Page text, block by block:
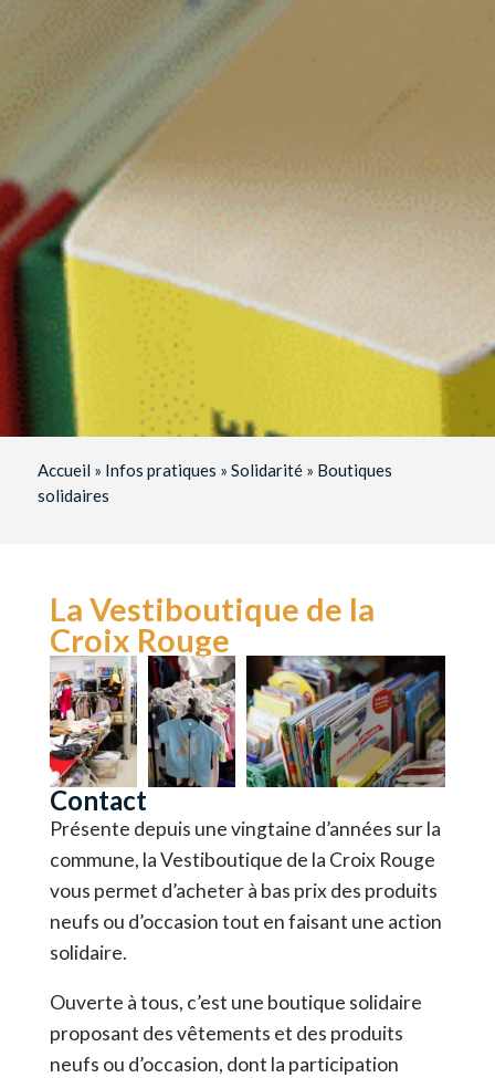
Accueil » Infos pratiques » Solidarité» Boutiques
solidaires
La Vestiboutique de la
Croix Rouge
Contact
Présente depuis une vingtaine d’années sur la
commune, la Vestiboutique de la Croix Rouge
vous permet d’acheter à bas prix des produits
neufs ou d’occasion tout en faisant une action
solidaire.
Ouverte à tous, c’est une boutique solidaire
proposant des vêtements et des produits
neufs ou d’occasion, dont la participation